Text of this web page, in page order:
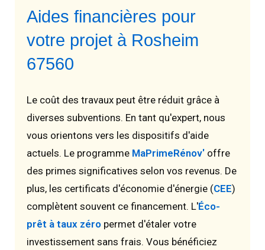
Aides financières pour
votre projet à Rosheim
67560
Le coût des travaux peut être réduit grâce à
diverses subventions. En tant qu'expert, nous
vous orientons vers les dispositifs d'aide
actuels. Le programme MaPrimeRénov' offre
des primes significatives selon vos revenus. De
plus, les certificats d'économie d'énergie (CEE)
complètent souvent ce financement. L'Éco-
prêt à taux zéro permet d'étaler votre
investissement sans frais. Vous bénéficiez